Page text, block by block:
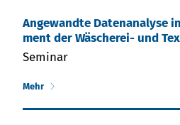
An­ge­wand­te Da­ten­ana­ly­se
ment der Wä­sche­rei- und
Seminar
Mehr